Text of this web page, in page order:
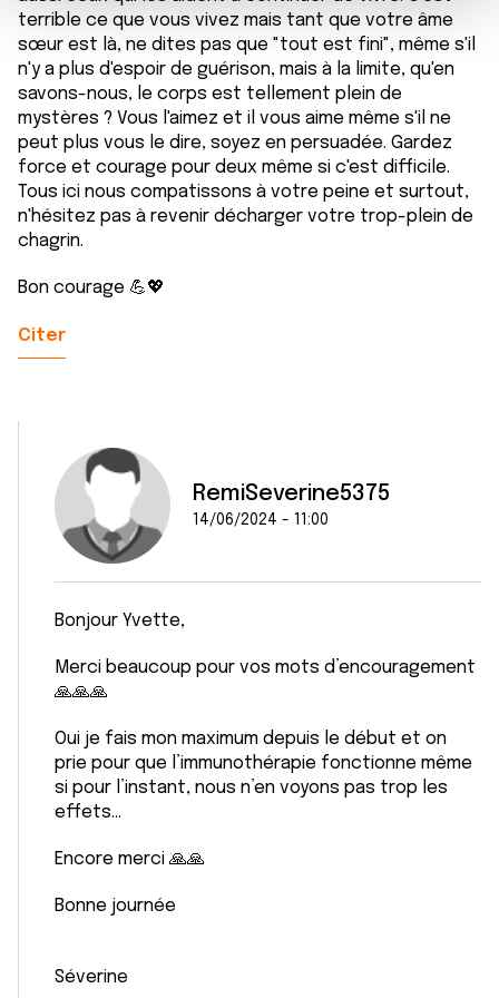
médias sociaux et d'analyser notre trafic. Nous
partageons également des informations sur l'utilisation de
notre site avec nos partenaires de médias sociaux, de
publicité et d'analyse, qui peuvent combiner celles-ci
avec d'autres informations que vous leur avez fournies
ou qu'ils ont collectées lors de votre utilisation de leurs
services.
m
terrible ce que vous vivez mais tant que votre âme
sœur est là, ne dites pas que "tout est fini", même s'il
n'y a plus d'espoir de guérison, mais à la limite, qu'en
savons-nous, le corps est tellement plein de
mystères ? Vous l'aimez et il vous aime même s'il ne
peut plus vous le dire, soyez en persuadée. Gardez
force et courage pour deux même si c'est difficile.
Tous ici nous compatissons à votre peine et surtout,
n'hésitez pas à revenir décharger votre trop-plein de
chagrin.
Bon courage 💪💖
Citer
RemiSeverine5375
14/06/2024 - 11:00
Bonjour Yvette,
Merci beaucoup pour vos mots d’encouragement
🙏🙏🙏
Oui je fais mon maximum depuis le début et on
prie pour que l’immunothérapie fonctionne même
si pour l’instant, nous n’en voyons pas trop les
effets…
Encore merci 🙏🙏
Bonne journée
Séverine